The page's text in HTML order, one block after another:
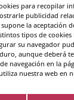
para recopilar
publicidad
la aceptación
tipos de
su navegador
aunque deberá
navegación en la
nuestra web en